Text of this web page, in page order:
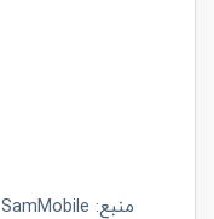
منبع: SamMobile